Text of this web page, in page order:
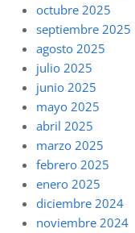
octubre 2025
septiembre 2025
agosto 2025
julio 2025
junio 2025
mayo 2025
abril 2025
marzo 2025
febrero 2025
enero 2025
diciembre 2024
noviembre 2024